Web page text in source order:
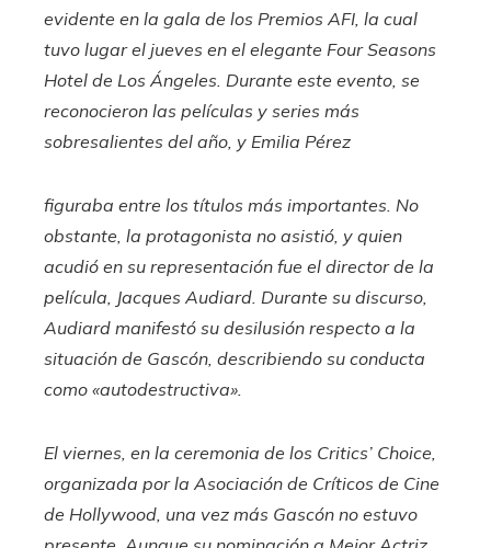
evidente en la gala de los Premios AFI, la cual
tuvo lugar el jueves en el elegante Four Seasons
Hotel de Los Ángeles. Durante este evento, se
reconocieron las películas y series más
sobresalientes del año, y Emilia Pérez
figuraba entre los títulos más importantes. No
obstante, la protagonista no asistió, y quien
acudió en su representación fue el director de la
película, Jacques Audiard. Durante su discurso,
Audiard manifestó su desilusión respecto a la
situación de Gascón, describiendo su conducta
como «autodestructiva».
El viernes, en la ceremonia de los Critics’ Choice,
organizada por la Asociación de Críticos de Cine
de Hollywood, una vez más Gascón no estuvo